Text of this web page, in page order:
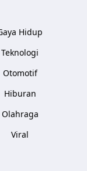
Hidup
Teknologi
Otomotif
Hiburan
Olahraga
Viral